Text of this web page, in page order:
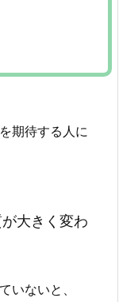
期待する人に
大きく変わ
いないと、